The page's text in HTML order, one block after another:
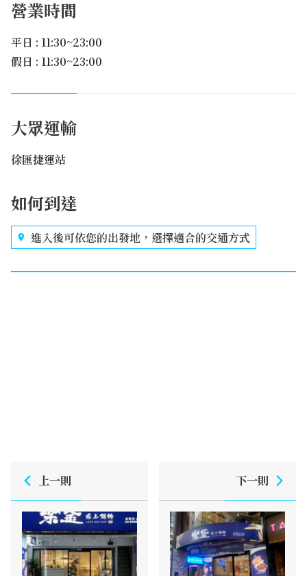
營業時間
平日 : 11:30~23:00
假日 : 11:30~23:00
大眾運輸
徐匯捷運站
如何到達
進入後可依您的出發地，選擇適合的交通方式
上一則 下一則